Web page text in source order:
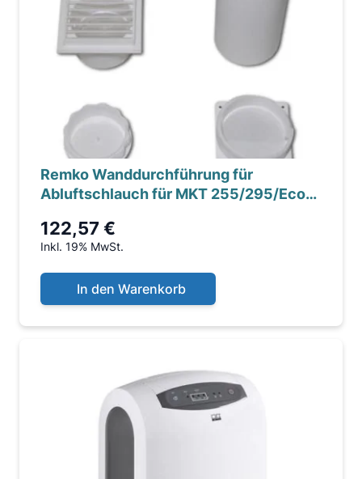
Remko Wanddurchführung für
Abluftschlauch für MKT 255/295/Eco
122,57 €
Inkl. 19% MwSt.
In den Warenkorb